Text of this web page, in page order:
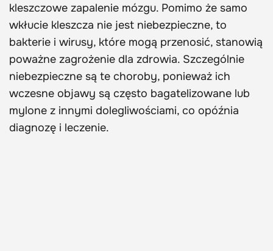
kleszczowe zapalenie mózgu. Pomimo że samo
wkłucie kleszcza nie jest niebezpieczne, to
bakterie i wirusy, które mogą przenosić, stanowią
poważne zagrożenie dla zdrowia. Szczególnie
niebezpieczne są te choroby, ponieważ ich
wczesne objawy są często bagatelizowane lub
mylone z innymi dolegliwościami, co opóźnia
diagnozę i leczenie.